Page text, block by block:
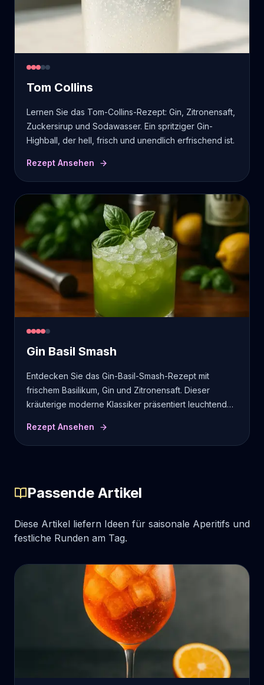
Tom Collins
Lernen Sie das Tom-Collins-Rezept: Gin, Zitronensaft,
Zuckersirup und Sodawasser. Ein spritziger Gin-
Highball, der hell, frisch und unendlich erfrischend ist.
Rezept Ansehen
Gin Basil Smash
Entdecken Sie das Gin-Basil-Smash-Rezept mit
frischem Basilikum, Gin und Zitronensaft. Dieser
kräuterige moderne Klassiker präsentiert leuchtende
Rezept Ansehen
Passende Artikel
Diese Artikel liefern Ideen für saisonale Aperitifs und
festliche Runden am Tag.